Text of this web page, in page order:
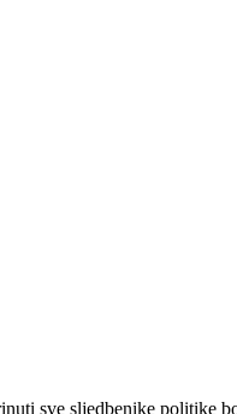
sve sljedbenike politike